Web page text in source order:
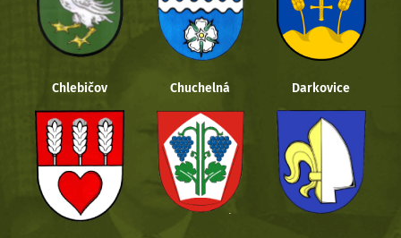
Chlebičov Chuchelná Darkovice